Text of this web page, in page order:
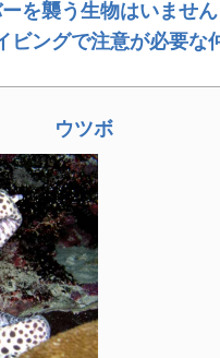
を襲う生物はいませ
ビングで注意が必要な
ウツボ